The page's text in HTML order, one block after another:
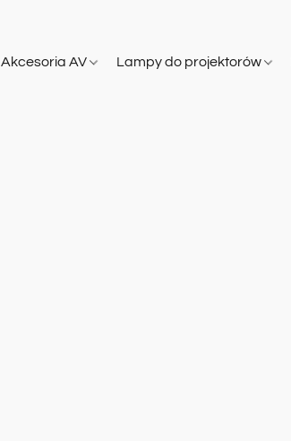
Akcesoria AV Lampy do projektorów